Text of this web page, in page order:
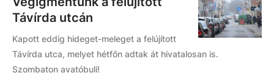
Távírda utcán
Kapott eddig hideget-meleget a felújított
Távírda utca, melyet hétfőn adtak át hivatalosan is.
Szombaton avatóbuli!